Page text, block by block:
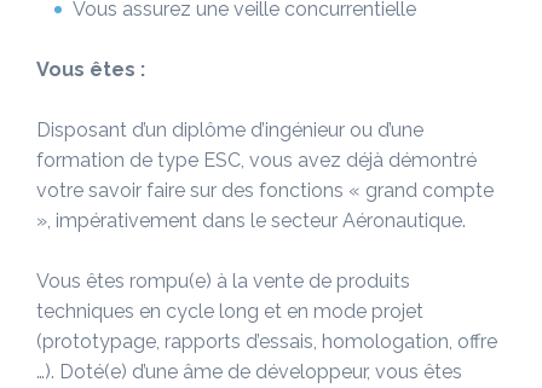
Vous assurez une veille concurrentielle
Vous êtes :
Disposant d’un diplôme d’ingénieur ou d’une
formation de type ESC, vous avez déjà démontré
votre savoir faire sur des fonctions « grand compte
», impérativement dans le secteur Aéronautique.
Vous êtes rompu(e) à la vente de produits
techniques en cycle long et en mode projet
(prototypage, rapports d’essais, homologation, offre
…). Doté(e) d’une âme de développeur, vous êtes